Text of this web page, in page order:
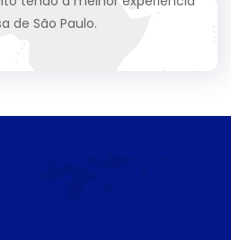
de São Paulo.